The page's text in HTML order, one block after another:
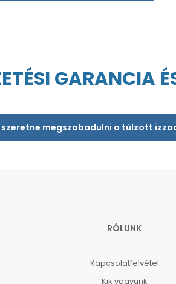
GARANCIA
szeretne megszabadulni a túlzott
RÓLUNK
Kapcsolatfelvétel
Kik vagyunk